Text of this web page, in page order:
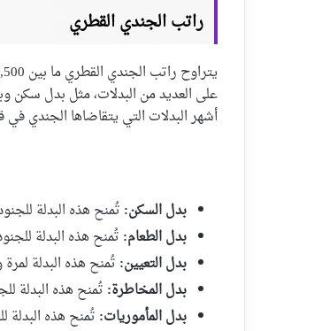
راتب الجندي القطري
على العديد من البدلات، مثل بدل سكن
أشهر البدلات التي يتقاضاها الجندي في
بدل السكن: تُمنح هذه البدلة
بدل الطعام: تُمنح هذه البدلة
بدل التعيين: تُمنح هذه البدلة
بدل المخاطرة: تُمنح هذه البدلة
بدل المأموريات: تُمنح هذه